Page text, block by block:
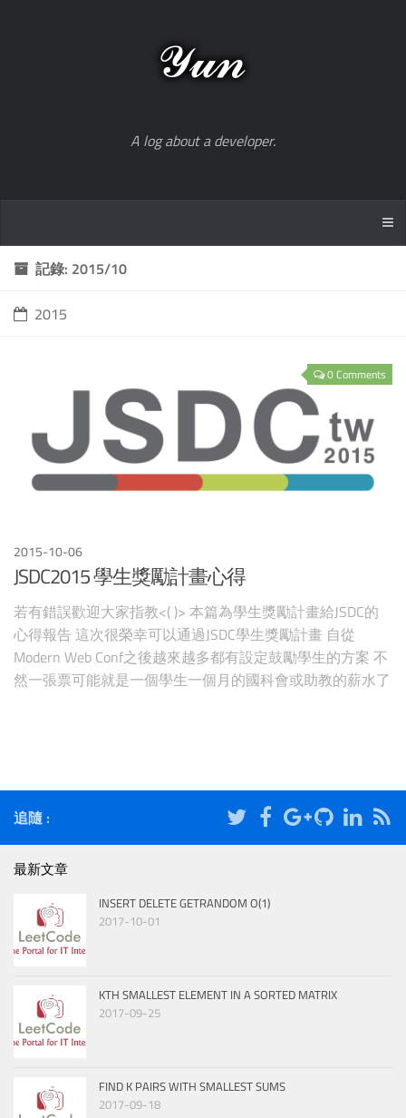
A log about a developer.
記錄: 2015/10
2015
0 Comments
2015-10-06
JSDC2015 學生獎勵計畫心得
若有錯誤歡迎大家指教<( )> 本篇為學生獎勵計畫給JSDC的
心得報告 這次很榮幸可以通過JSDC學生獎勵計畫 自從
Modern Web Conf之後越來越多都有設定鼓勵學生的方案 不
然一張票可能就是一個學生一個月的國科會或助教的薪水了
追隨 :
最新文章
INSERT DELETE GETRANDOM O(1)
2017-10-01
KTH SMALLEST ELEMENT IN A SORTED MATRIX
2017-09-25
FIND K PAIRS WITH SMALLEST SUMS
2017-09-18